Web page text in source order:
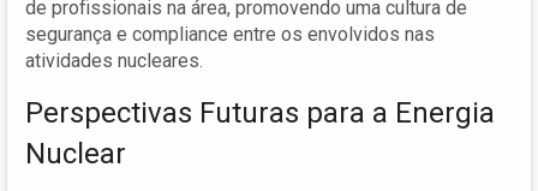
de profissionais na área, promovendo uma cultura de
segurança e compliance entre os envolvidos nas
atividades nucleares.
Perspectivas Futuras para a Energia
Nuclear